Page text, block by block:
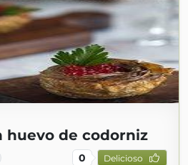
huevo de codorniz
0 Delicioso